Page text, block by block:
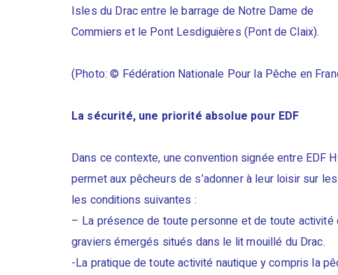
Isles du Drac entre le barrage de Notre Dame de
Commiers et le Pont Lesdiguières (Pont de Claix).
(Photo: © Fédération Nationale Pour la Pêche en
La sécurité, une priorité absolue pour EDF
Dans ce contexte, une convention signée entre EDF
permet aux pêcheurs de s’adonner à leur loisir sur
les conditions suivantes :
– La présence de toute personne et de toute
graviers émergés situés dans le lit mouillé du Drac.
-La pratique de toute activité nautique y compris la